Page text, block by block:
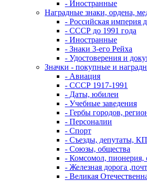
- Иностранные
Наградные знаки, ордена,
- Российская империя
- СССР до 1991 года
- Иностранные
- Знаки 3-его Рейха
- Удостоверения и
Значки - покупные и
- Авиация
- СССР 1917-1991
- Даты, юбилеи
- Учебные заведения
- Гербы городов,
- Персоналии
- Спорт
- Съезды, депутаты,
- Союзы, общества
- Комсомол, пионерия,
- Железная дорога
- Великая